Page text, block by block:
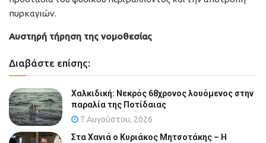
πυρκαγιών.
Αυστηρή τήρηση της νομοθεσίας
Διαβάστε επίσης:
Χαλκιδική: Νεκρός 68χρονος λουόμενος στην
παραλία της Ποτίδαιας
7 Αυγούστου, 2026
Στα Χανιά ο Κυριάκος Μητσοτάκης – Η